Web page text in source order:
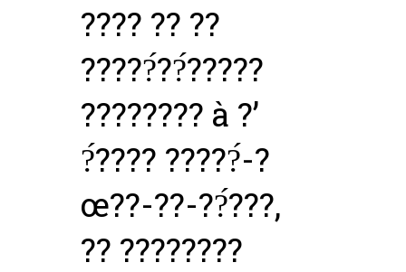
???? ?? ??
?????́??́?????
???????? à ?’
?́???? ?????́-?
œ??-??-??́???,
?? ????????